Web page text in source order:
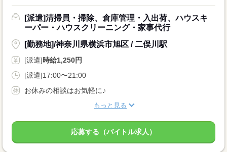
[派遣]清掃員・掃除、倉庫管理・入出荷、ハウスキ
ーパー・ハウスクリーニング・家事代行
[勤務地]/神奈川県横浜市旭区 / 二俣川駅
[派遣]時給1,250円
[派遣]17:00〜21:00
お休みの相談はお気軽に♪
もっと見る
応募する（バイトル求人）